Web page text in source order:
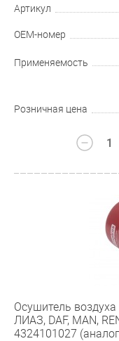
Артикул
OEM-номер
Применяемость
Розничная цена
Осушитель
ЛИАЗ, DAF, MAN,
4324101027